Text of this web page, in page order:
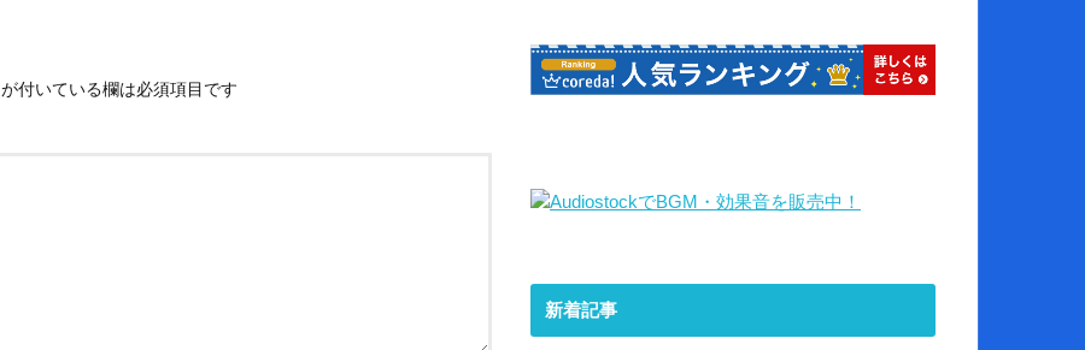
が付いている欄は必須項目です
新着記事